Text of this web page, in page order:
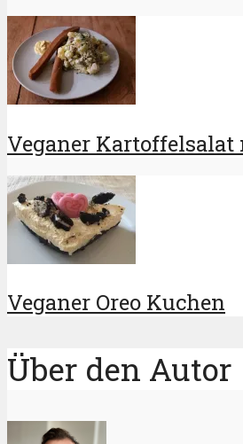
Veganer
Veganer Oreo Kuchen
Über den Autor